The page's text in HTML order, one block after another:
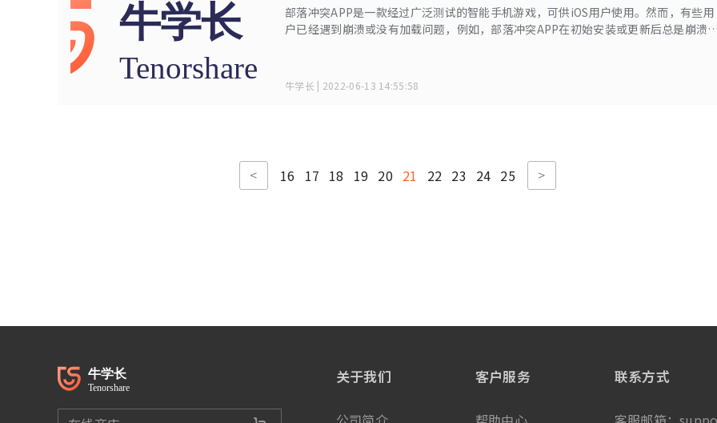
部落冲突APP是一款经过广泛测试的智能手机游戏，可供iOS用户使用。然而，有些用
户已经遇到崩溃或没有加载问题，例如，部落冲突APP在初始安装或更新后总是崩溃或
牛学长 | 2022-06-13 14:55:58
< 16 17 18 19 20 21 22 23 24 25 >
关于我们 客户服务 联系方式